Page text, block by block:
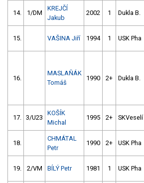
14. 1/DM
KREJČÍ
Jakub
2002 1 Dukla B.
15. VAŠINA Jiří 1994 1 USK Pha
16.
MASLAŇÁK
Tomáš
1990 2+ Dukla B.
17. 3/U23
KOŠÍK
Michal
1995 2+ SKVeselí
18.
CHMÁTAL
Petr
1990 2+ USK Pha
19. 2/VM BÍLÝ Petr 1981 1 USK Pha